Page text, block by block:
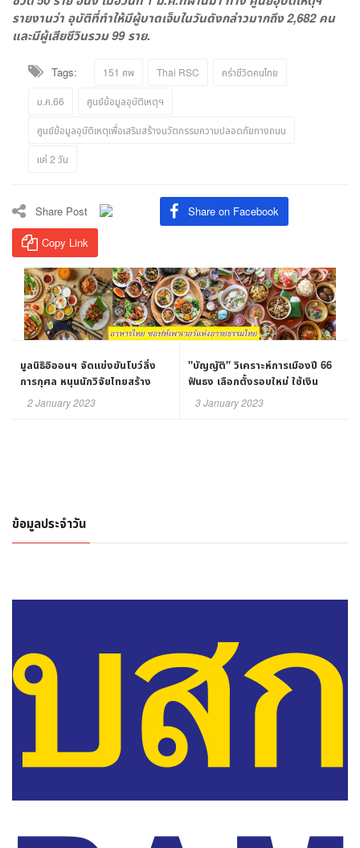
รายงานว่า อุบัติที่ทำให้มีผู้บาดเจ็บในวันดังกล่าวมากถึง 2,682 คน
และมีผู้เสียชีวินรวม 99 ราย.
Tags: 151 ศพ Thai RSC คร่าชีวิตคนไทย
ม.ค.66 ศูนย์ข้อมูลอุบัติเหตุฯ
ศูนย์ข้อมูลอุบัติเหตุเพื่อเสริมสร้างนวัตกรรมความปลอดภัยทางถนน
แค่ 2 วัน
Share Post Share on Facebook
Copy Link
มูลนิธิอิออนฯ จัดแข่งขันโบว์ลิ่ง
การกุศล หนุนนักวิจัยไทยสร้าง
นวัตกรรมวัคซีน Circular mRNA
รักษาโรคมะเร็ง
2 January 2023
"บัญญัติ" วิเคราะห์การเมืองปี 66
ฟันธง เลือกตั้งรอบใหม่ ใช้เงิน
สะพัด จี้ กกต.คุมเข้ม!
3 January 2023
ข้อมูลประจำวัน